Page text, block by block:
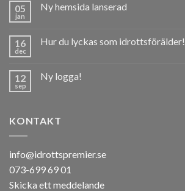
05
jan
Ny hemsida lanserad
16
dec
Hur du lyckas som idrottsförälder!
12
sep
Ny logga!
KONTAKT
info@idrottspremier.se
073-699 69 01
Skicka ett meddelande